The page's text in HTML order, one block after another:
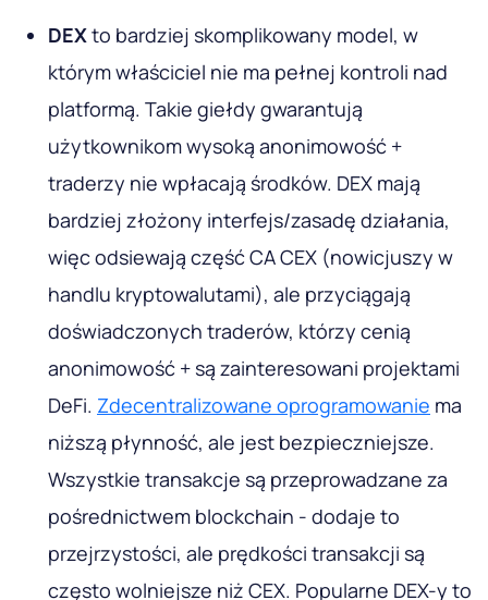
DEXto bardziej skomplikowany model, w
którym właściciel nie ma pełnej kontroli nad
platformą. Takie giełdy gwarantują
użytkownikom wysoką anonimowość +
traderzy nie wpłacają środków. DEX mają
bardziej złożony interfejs/zasadę działania,
więc odsiewają część CA CEX (nowicjuszy w
handlu kryptowalutami), ale przyciągają
doświadczonych traderów, którzy cenią
anonimowość + są zainteresowani projektami
DeFi. Zdecentralizowane oprogramowanie ma
niższą płynność, ale jest bezpieczniejsze.
Wszystkie transakcje są przeprowadzane za
pośrednictwem blockchain - dodaje to
przejrzystości, ale prędkości transakcji są
często wolniejsze niż CEX. Popularne DEX-y to